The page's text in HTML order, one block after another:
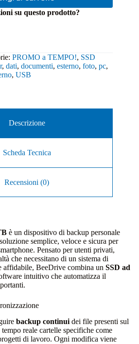
su questo prodotto?
PROMO a TEMPO!, SSD
, dati, documenti, esterno, foto, pc,
, USB
Descrizione
Scheda Tecnica
Recensioni (0)
è un dispositivo di backup personale
semplice, veloce e sicura per
Pensato per utenti privati,
che necessitano di un sistema di
affidabile, BeeDrive combina un SSD ad
intuitivo che automatizza il
backup continui dei file presenti sul
reale cartelle specifiche come
di lavoro. Ogni modifica viene